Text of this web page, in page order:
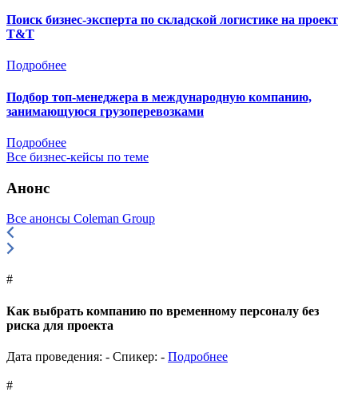
Поиск бизнес-эксперта по складской логистике на проект
Т&Т
Подробнее
Подбор топ-менеджера в международную компанию,
занимающуюся грузоперевозками
Подробнее
Все бизнес-кейсы по теме
Анонс
Все анонсы Coleman Group
#
Как выбрать компанию по временному персоналу без
риска для проекта
Дата проведения: - Спикер: - Подробнее
#